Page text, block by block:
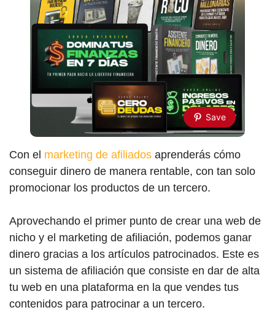
Save
Con el marketing de afiliados aprenderás cómo
conseguir dinero de manera rentable, con tan solo
promocionar los productos de un tercero.
Aprovechando el primer punto de crear una web de
nicho y el marketing de afiliación, podemos ganar
dinero gracias a los artículos patrocinados. Este es
un sistema de afiliación que consiste en dar de alta
tu web en una plataforma en la que vendes tus
contenidos para patrocinar a un tercero.